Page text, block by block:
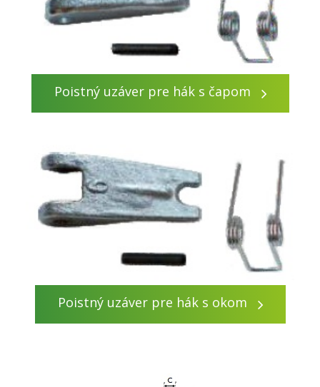
Poistný uzáver pre hák s čapom
Poistný uzáver pre hák s okom